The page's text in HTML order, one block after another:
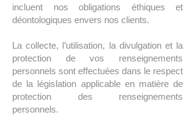
incluent nos obligations éthiques et
déontologiques envers nos clients.
La collecte, l’utilisation, la divulgation et la
protection de vos renseignements
personnels sont effectuées dans le respect
de la législation applicable en matière de
protection des renseignements
personnels.